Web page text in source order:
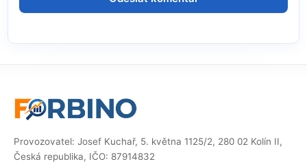
Provozovatel: Josef Kuchař, 5. května 1125/2, 280 02 Kolín II,
Česká republika, IČO: 87914832